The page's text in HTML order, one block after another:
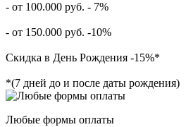
- от 100.000 руб. - 7%
- от 150.000 руб. -10%
Скидка в День Рождения -15%*
*(7 дней до и после даты рождения)
Любые формы оплаты